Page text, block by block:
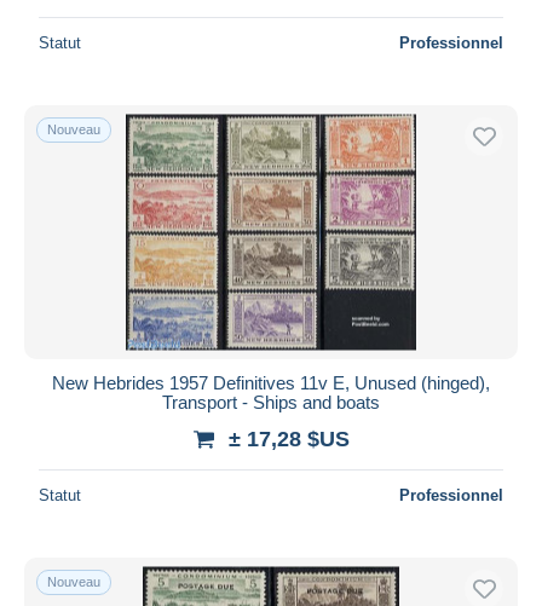
Statut Professionnel
Nouveau
New Hebrides 1957 Definitives 11v E, Unused (hinged),
Transport - Ships and boats
± 17,28 $US
Statut Professionnel
Nouveau